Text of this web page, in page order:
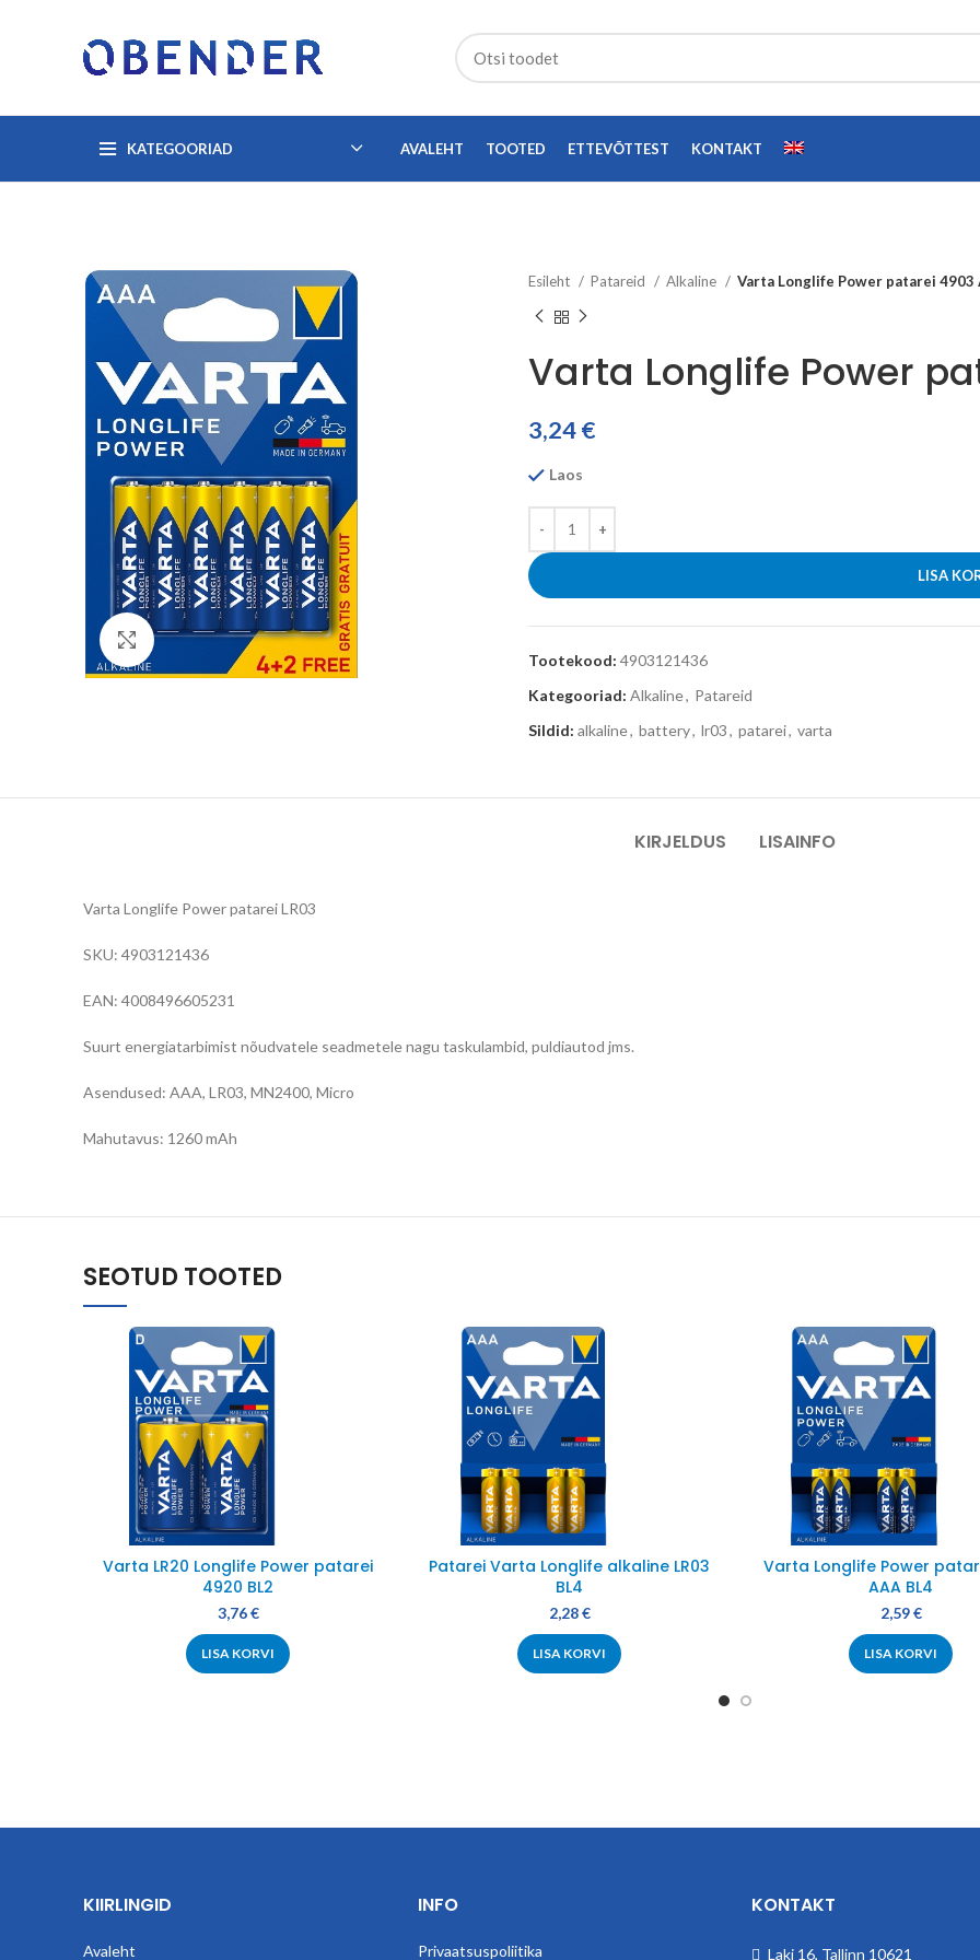
KATEGOORIAD AVALEHT TOOTED ETTEVÕTTEST KONTAKT
Click to enlarge
Esileht Patareid Alkaline Varta Longlife Power patarei 4903
Varta Longlife Power
3,24€
Laos
LISA
Tootekood:4903121436
Kategooriad: Alkaline, Patareid
Sildid: alkaline, battery, lr03, patarei, varta
KIRJELDUS LISAINFO
Varta Longlife Power patarei LR03
SKU: 4903121436
EAN: 4008496605231
Suurt energiatarbimist nõudvatele seadmetele nagu taskulambid, puldiautod jms.
Asendused: AAA, LR03, MN2400, Micro
Mahutavus: 1260 mAh
SEOTUD TOOTED
Varta LR20 Longlife Power patarei
4920 BL2
3,76€
LISA KORVI
Patarei Varta Longlife alkaline LR03
BL4
2,28€
LISA KORVI
Varta Longlife Power
AAA BL4
2,59€
LISA KORVI
KIIRLINGID
Avaleht
INFO
Privaatsuspoliitika
KONTAKT
Laki 16, Tallinn 10621